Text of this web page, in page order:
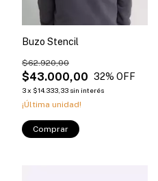
Buzo Stencil
$43.000,00
$62.920,00
32% OFF
3x $14.333,33 sin interés
¡Última unidad!
Comprar